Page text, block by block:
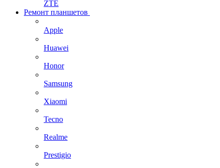
ZTE
Ремонт планшетов
Apple
Huawei
Honor
Samsung
Xiaomi
Tecno
Realme
Prestigio